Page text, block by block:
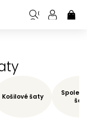
Košilové šaty